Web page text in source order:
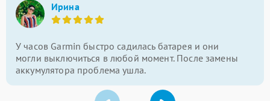
Ирина
У часов Garmin быстро садилась батарея и они
могли выключиться в любой момент. После замены
аккумулятора проблема ушла.